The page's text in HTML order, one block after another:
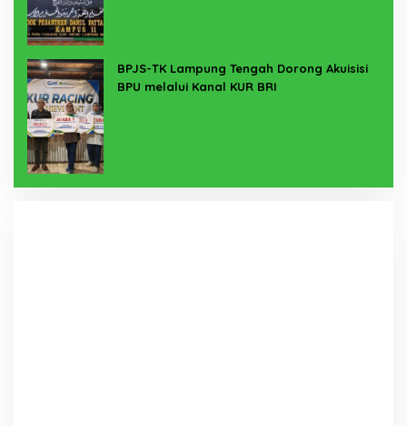
BPJS-TK Lampung Tengah Dorong Akuisisi
BPU melalui Kanal KUR BRI